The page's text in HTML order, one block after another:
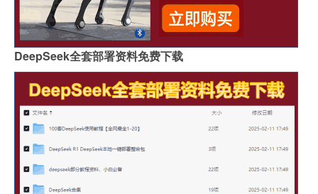
DeepSeek全套部署资料免费下载